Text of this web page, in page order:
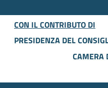
CON IL CONTRIBUTO DI
PRESIDENZA DEL
CAMERA